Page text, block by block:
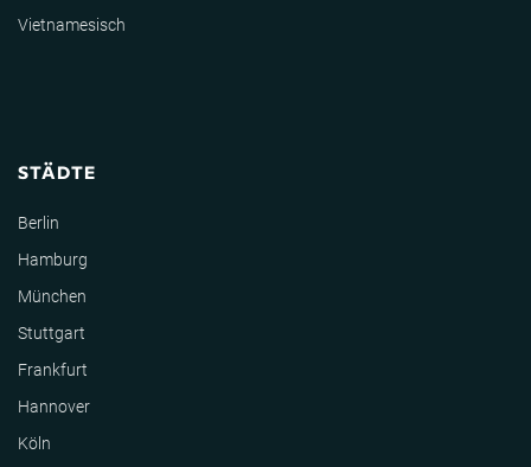
Vietnamesisch
STÄDTE
Berlin
Hamburg
München
Stuttgart
Frankfurt
Hannover
Köln